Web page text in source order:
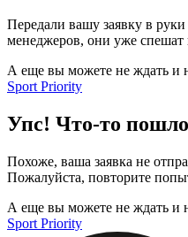
Передали вашу заявку в
менеджеров, они уже спешат
А еще вы можете не ждать и
Sport Priority
Упс! Что-то
Похоже, ваша заявка не
Пожалуйста, повторите
А еще вы можете не ждать и
Sport Priority